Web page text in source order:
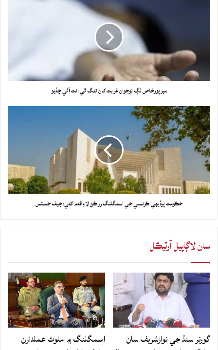
ميرپورخاص لڳ نوجوان غربت کان تنگ ٿي انت آڻي ڇڏيو
حڪومت پرڏيهي ڪرنسي جي اسمگلنگ روڪڻ لاءِ قدم کڻي:چيف جسٽس
سان لاڳاپيل آرٽيڪل
گورنر سنڌ جي نوازشريف سان
اسمگلنگ ۾ ملوث عملدارن